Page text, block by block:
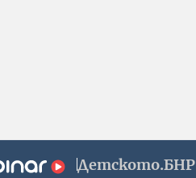
Детското.БНР